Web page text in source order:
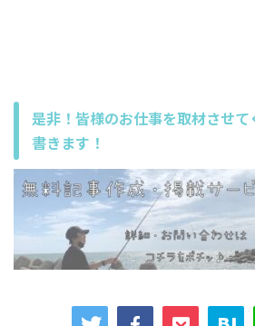
是非！皆様のお仕事を取材させ
書きます！